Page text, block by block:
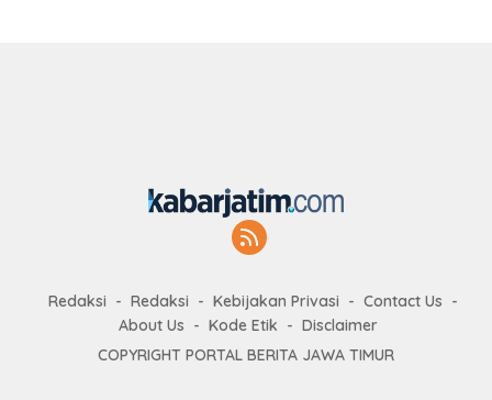
Redaksi Redaksi Kebijakan Privasi
Contact Us
About Us
Kode Etik
Disclaimer
COPYRIGHT PORTAL BERITA JAWA TIMUR